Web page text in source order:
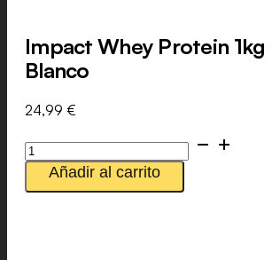
Impact Whey Protein
Blanco
24,99 €
Impact
Whey
Protein
Añadir al carrito